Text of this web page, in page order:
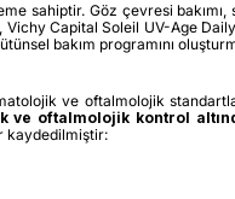
sahiptir. Göz çevresi
Capital Soleil UV-Age
bakım programını
ve oftalmolojik
ve oftalmolojik kontrol
kaydedilmiştir: